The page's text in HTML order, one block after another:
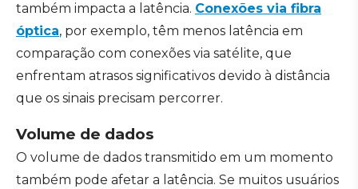
também impacta a latência. Conexões via fibra
óptica, por exemplo, têm menos latência em
comparação com conexões via satélite, que
enfrentam atrasos significativos devido à distância
que os sinais precisam percorrer.
Volume de dados
O volume de dados transmitido em um momento
também pode afetar a latência. Se muitos usuários